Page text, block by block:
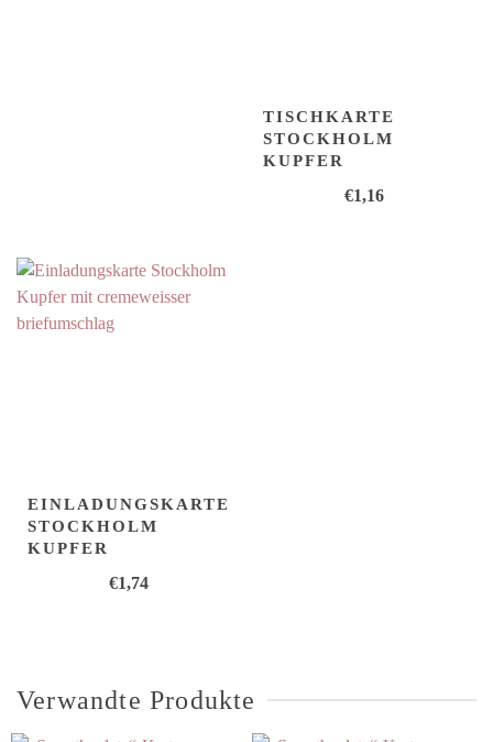
TISCHKARTE
STOCKHOLM
KUPFER
€1,16
EINLADUNGSKARTE
STOCKHOLM
KUPFER
€1,74
Verwandte Produkte